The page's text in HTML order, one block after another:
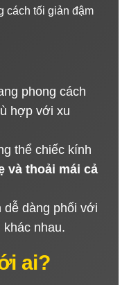
cách tối giản đậm
phong cách
hợp với xu
thể chiếc kính
và thoải mái cả
dễ dàng phối với
nhau.
ai?